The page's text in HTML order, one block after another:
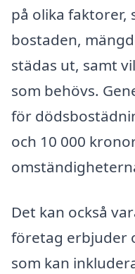
på olika faktorer,
bostaden,
städas ut, samt
som behövs.
för
och 10 000
Det kan också
företag erbjuder
som kan